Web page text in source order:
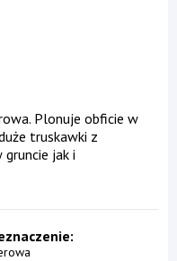
Plonuje obficie w
truskawki z
gruncie jak i